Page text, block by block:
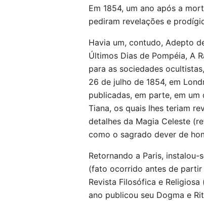
Em 1854, um ano após a
pediram revelações e
Havia um, contudo, Adepto
Últimos Dias de Pompéia, A
para as sociedades
26 de julho de 1854, em
publicadas, em parte, em
Tiana, os quais lhes teriam
detalhes da Magia Celeste
como o sagrado dever de
Retornando a Paris,
(fato ocorrido antes de partir
Revista Filosófica e
ano publicou seu Dogma e